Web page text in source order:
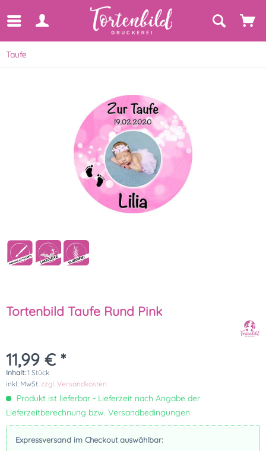
Taufe
Tortenbild Taufe Rund Pink
11,99 € *
Inhalt: 1 Stück
inkl. MwSt. zzgl. Versandkosten
Produkt ist lieferbar - Lieferzeit nach Angabe der
Lieferzeitberechnung bzw. Versandbedingungen
Expressversand im Checkout auswählbar: